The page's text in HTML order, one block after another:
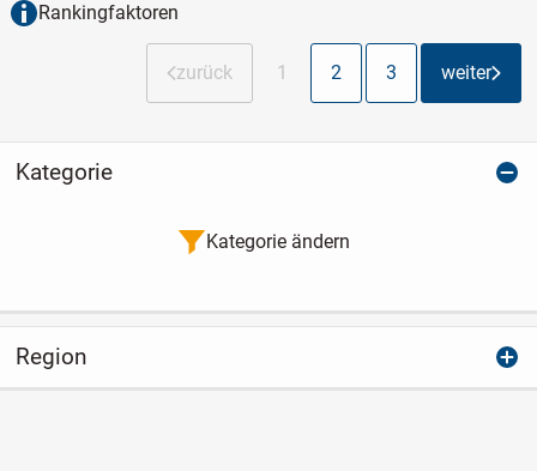
Rankingfaktoren
zurück 1 2 3 weiter
Kategorie
Kategorie ändern
Region